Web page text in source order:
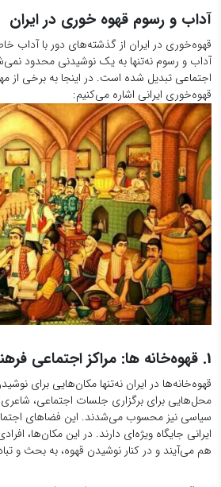
آداب و رسوم قهوه خوری در ایران
قهوه‌خوری در ایران از گذشته‌های دور با آداب
آداب و رسوم نه‌تنها به یک نوشیدنی محدود
اجتماعی تبدیل شده است. در اینجا به برخی از
قهوه‌خوری ایرانی اشاره می‌کنیم:
1. قهوه‌خانه ها: مراکز اجتماعی فرهنگی
قهوه‌خانه‌ها در ایران نه‌تنها مکان‌هایی برای
محل‌هایی برای برگزاری جلسات اجتماعی،
سیاسی نیز محسوب می‌شدند. این فضاهای
ایرانی جایگاه ویژه‌ای دارند. در این مکان‌ها،
هم می‌آیند و در کنار نوشیدن قهوه، به بحث و